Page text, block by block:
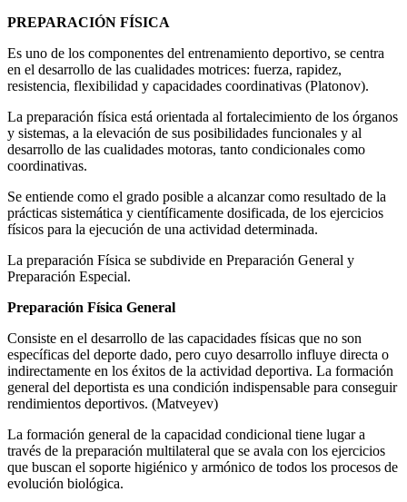
PREPARACIÓN FÍSICA
Es uno de los componentes del entrenamiento deportivo, se centra
en el desarrollo de las cualidades motrices: fuerza, rapidez,
resistencia, flexibilidad y capacidades coordinativas (Platonov).
La preparación física está orientada al fortalecimiento de los órganos
y sistemas, a la elevación de sus posibilidades funcionales y al
desarrollo de las cualidades motoras, tanto condicionales como
coordinativas.
Se entiende como el grado posible a alcanzar como resultado de la
prácticas sistemática y científicamente dosificada, de los ejercicios
físicos para la ejecución de una actividad determinada.
La preparación Física se subdivide en Preparación General y
Preparación Especial.
Preparación Física General
Consiste en el desarrollo de las capacidades físicas que no son
específicas del deporte dado, pero cuyo desarrollo influye directa o
indirectamente en los éxitos de la actividad deportiva. La formación
general del deportista es una condición indispensable para conseguir
rendimientos deportivos. (Matveyev)
La formación general de la capacidad condicional tiene lugar a
través de la preparación multilateral que se avala con los ejercicios
que buscan el soporte higiénico y armónico de todos los procesos de
evolución biológica.